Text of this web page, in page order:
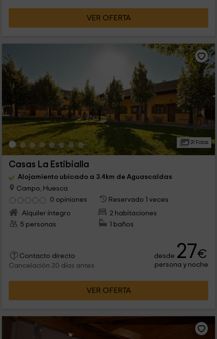
VER OFERTA
31 Fotos
Casas La Estibialla
Alojamiento ubicado a 3.4km de Aguascaldas
Campo, Huesca
0 opiniones
Reservado 1 veces
Alquiler íntegro
2 habitaciones
5 personas
1 baños
Contacto directo
Cancelación 30 días antes
desde 27€
persona y noche
VER OFERTA